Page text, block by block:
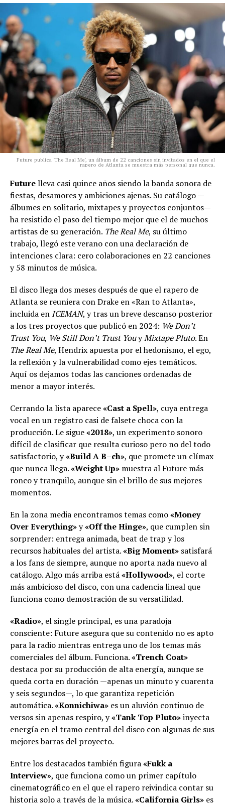
Future publica 'The Real Me', un álbum de 22 canciones sin invitados en el que el
rapero de Atlanta se muestra más personal que nunca.
Futurelleva casi quince años siendo la banda sonora de
fiestas, desamores y ambiciones ajenas. Su catálogo —
álbumes en solitario, mixtapes y proyectos conjuntos—
ha resistido el paso del tiempo mejor que el de muchos
artistas de su generación. The Real Me, su último
trabajo, llegó este verano con una declaración de
intenciones clara: cero colaboraciones en 22 canciones
y 58 minutos de música.
El disco llega dos meses después de que el rapero de
Atlanta se reuniera con Drake en «Ran to Atlanta»,
incluida en ICEMAN, y tras un breve descanso posterior
a los tres proyectos que publicó en 2024: We Don’t
Trust You, We Still Don’t Trust YouyMixtape Pluto. En
The Real Me, Hendrix apuesta por el hedonismo, el ego,
la reflexión y la vulnerabilidad como ejes temáticos.
Aquí os dejamos todas las canciones ordenadas de
menor a mayor interés.
Cerrando la lista aparece«Cast a Spell», cuya entrega
vocal en un registro casi de falsete choca con la
producción. Le sigue«2018», un experimento sonoro
difícil de clasificar que resulta curioso pero no del todo
satisfactorio, y«Build A B–ch», que promete un clímax
que nunca llega.«Weight Up» muestra al Future más
ronco y tranquilo, aunque sin el brillo de sus mejores
momentos.
En la zona media encontramos temas como«Money
Over Everything»y«Off the Hinge», que cumplen sin
sorprender: entrega animada, beat de trap y los
recursos habituales del artista.«Big Moment» satisfará
a los fans de siempre, aunque no aporta nada nuevo al
catálogo. Algo más arriba está«Hollywood», el corte
más ambicioso del disco, con una cadencia lineal que
funciona como demostración de su versatilidad.
«Radio», el single principal, es una paradoja
consciente: Future asegura que su contenido no es apto
para la radio mientras entrega uno de los temas más
comerciales del álbum. Funciona.«Trench Coat»
destaca por su producción de alta energía, aunque se
queda corta en duración —apenas un minuto y cuarenta
y seis segundos—, lo que garantiza repetición
automática.«Konnichiwa» es un aluvión continuo de
versos sin apenas respiro, y«Tank Top Pluto»inyecta
energía en el tramo central del disco con algunas de sus
mejores barras del proyecto.
Entre los destacados también figura«Fukk a
Interview», que funciona como un primer capítulo
cinematográfico en el que el rapero reivindica contar su
historia solo a través de la música.«California Girls» es